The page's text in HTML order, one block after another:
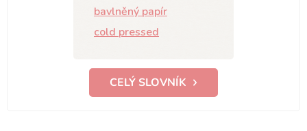
bavlněný papír
cold pressed
CELÝ SLOVNÍK